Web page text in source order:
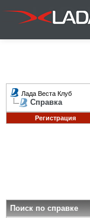
Лада Веста Клуб
Справка
Регистрация
Поиск по справке